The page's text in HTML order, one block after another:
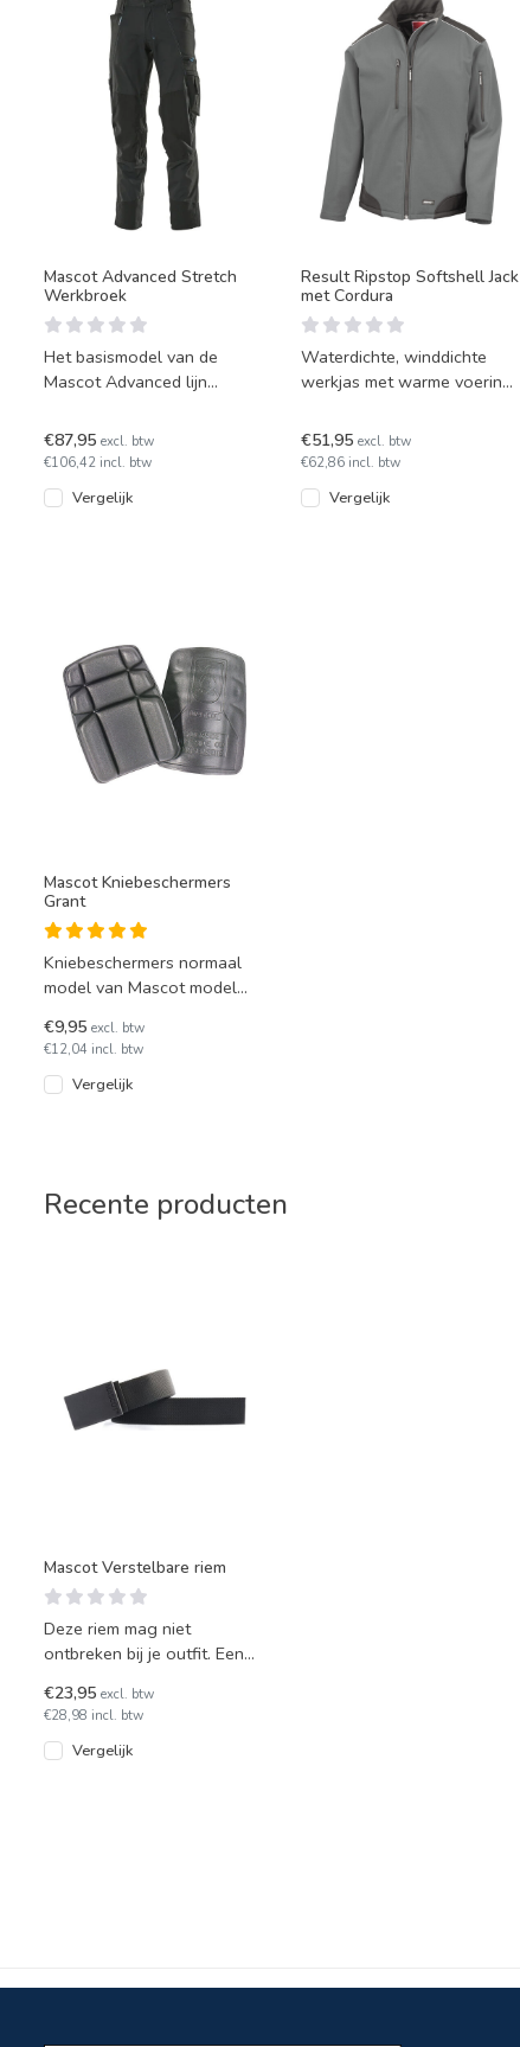
Mascot Advanced Stretch
Werkbroek
Het basismodel van de
Mascot Advanced lijn
fantastische stretch broek
voor
€87,95 excl. btw
€106,42 incl. btw
Vergelijk
Result Ripstop Softshell Jack
met Cordura
Waterdichte, winddichte
werkjas met warme voering
van lichte reflectie-ele
€51,95 excl. btw
€62,86 incl. btw
Vergelijk
Mascot Kniebeschermers
Grant
Kniebeschermers normaal
model van Mascot model
€9,95 excl. btw
€12,04 incl. btw
Vergelijk
Recente producten
Mascot Verstelbare riem
Deze riem mag niet
ontbreken bij je outfit. Een
voor alle maten tot een t
€23,95 excl. btw
€28,98 incl. btw
Vergelijk